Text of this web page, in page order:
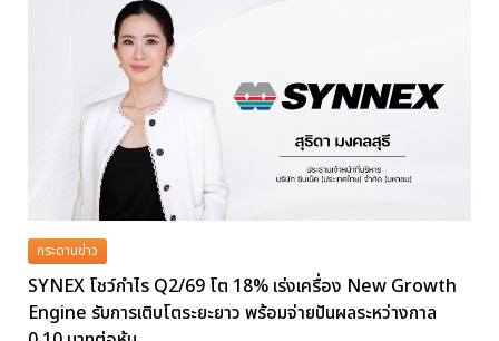
กระดานข่าว
SYNEX โชว์กำไร Q2/69 โต 18% เร่งเครื่อง New Growth
Engine รับการเติบโตระยะยาว พร้อมจ่ายปันผลระหว่างกาล